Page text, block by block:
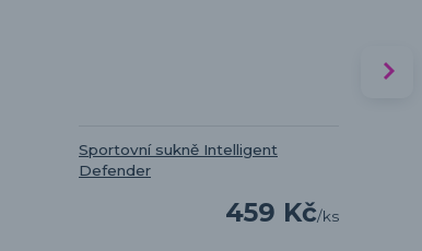
Sportovní sukně Intelligent
Defender
459 Kč/ks